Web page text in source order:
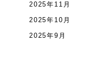
2025年11月
2025年10月
2025年9月